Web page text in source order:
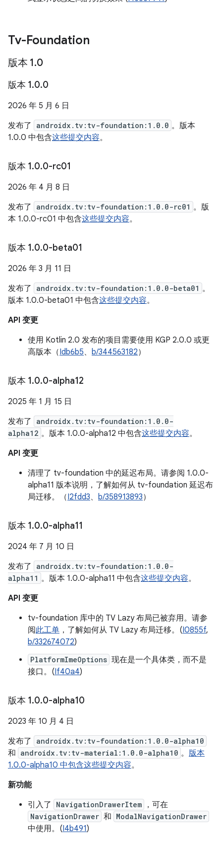
Tv-Foundation
版本 1.0
版本 1.0.0
2026 年 5 月 6 日
发布了
androidx.tv:tv-foundation:1.0.0 。版本
1.0.0 中包含这些提交内容。
版本 1.0.0-rc01
2026 年 4 月 8 日
发布了
androidx.tv:tv-foundation:1.0.0-rc01 。版
本 1.0.0-rc01 中包含这些提交内容。
版本 1.0.0-beta01
2026 年 3 月 11 日
发布了
androidx.tv:tv-foundation:1.0.0-beta01 。
版本 1.0.0-beta01 中包含这些提交内容。
API 变更
使用 Kotlin 2.0 发布的项目需要使用 KGP 2.0.0 或更
高版本（Idb6b5、 b/344563182）
版本 1.0.0-alpha12
2025 年 1 月 15 日
发布了
androidx.tv:tv-foundation:1.0.0-
alpha12 。版本 1.0.0-alpha12 中包含这些提交内容。
API 变更
清理了 tv-foundation 中的延迟布局。请参阅 1.0.0-
alpha11 版本说明，了解如何从 tv-foundation 延迟布
局迁移。（I2fdd3、 b/358913893）
版本 1.0.0-alpha11
2024 年 7 月 10 日
发布了
androidx.tv:tv-foundation:1.0.0-
alpha11 。版本 1.0.0-alpha11 中包含这些提交内容。
API 变更
tv-foundation 库中的 TV Lazy 布局已被弃用。请参
阅此工单 ，了解如何从 TV Lazy 布局迁移。(I0855f,
b/332674072)
PlatformImeOptions 现在是一个具体类，而不是
接口。(If40a4)
版本 1.0.0-alpha10
2023 年 10 月 4 日
发布了
androidx.tv:tv-foundation:1.0.0-alpha10
和 androidx.tv:tv-material:1.0.0-alpha10 。 版本
1.0.0-alpha10 中包含这些提交内容。
新功能
引入了
NavigationDrawerItem ，可在
NavigationDrawer 和 ModalNavigationDrawer
中使用。(I4b491)